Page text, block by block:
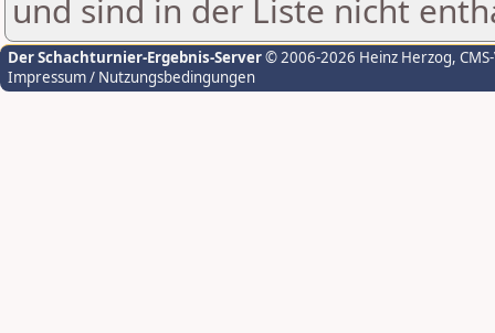
und sind in der Liste nicht
Der Schachturnier-Ergebnis-Server© 2006-2026 Heinz Herzog,
Impressum / Nutzungsbedingungen